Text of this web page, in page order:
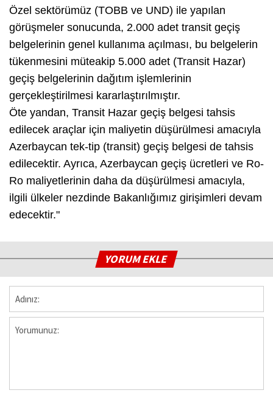
Özel sektörümüz (TOBB ve UND) ile yapılan
görüşmeler sonucunda, 2.000 adet transit geçiş
belgelerinin genel kullanıma açılması, bu belgelerin
tükenmesini müteakip 5.000 adet (Transit Hazar)
geçiş belgelerinin dağıtım işlemlerinin
gerçekleştirilmesi kararlaştırılmıştır.
Öte yandan, Transit Hazar geçiş belgesi tahsis
edilecek araçlar için maliyetin düşürülmesi amacıyla
Azerbaycan tek-tip (transit) geçiş belgesi de tahsis
edilecektir. Ayrıca, Azerbaycan geçiş ücretleri ve Ro-
Ro maliyetlerinin daha da düşürülmesi amacıyla,
ilgili ülkeler nezdinde Bakanlığımız girişimleri devam
edecektir."
YORUM EKLE